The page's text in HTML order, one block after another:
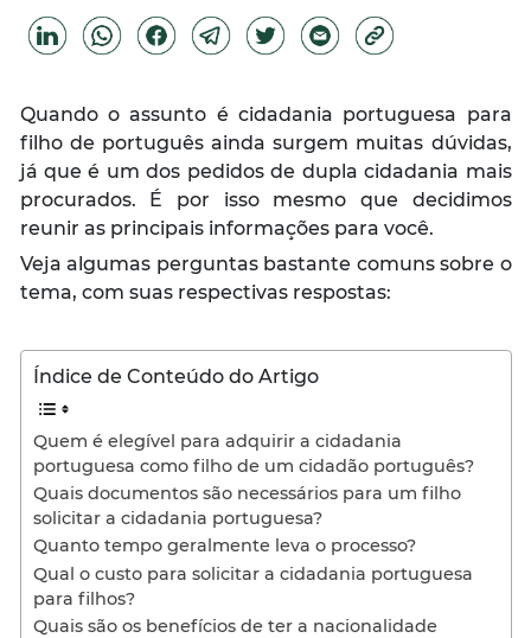
Quando o assunto é cidadania portuguesa para
filho de português ainda surgem muitas dúvidas,
já que é um dos pedidos de dupla cidadania mais
procurados. É por isso mesmo que decidimos
reunir as principais informações para você.
Veja algumas perguntas bastante comuns sobre o
tema, com suas respectivas respostas:
Índice de Conteúdo do Artigo
Quem é elegível para adquirir a cidadania
portuguesa como filho de um cidadão português?
Quais documentos são necessários para um filho
solicitar a cidadania portuguesa?
Quanto tempo geralmente leva o processo?
Qual o custo para solicitar a cidadania portuguesa
para filhos?
Quais são os benefícios de ter a nacionalidade